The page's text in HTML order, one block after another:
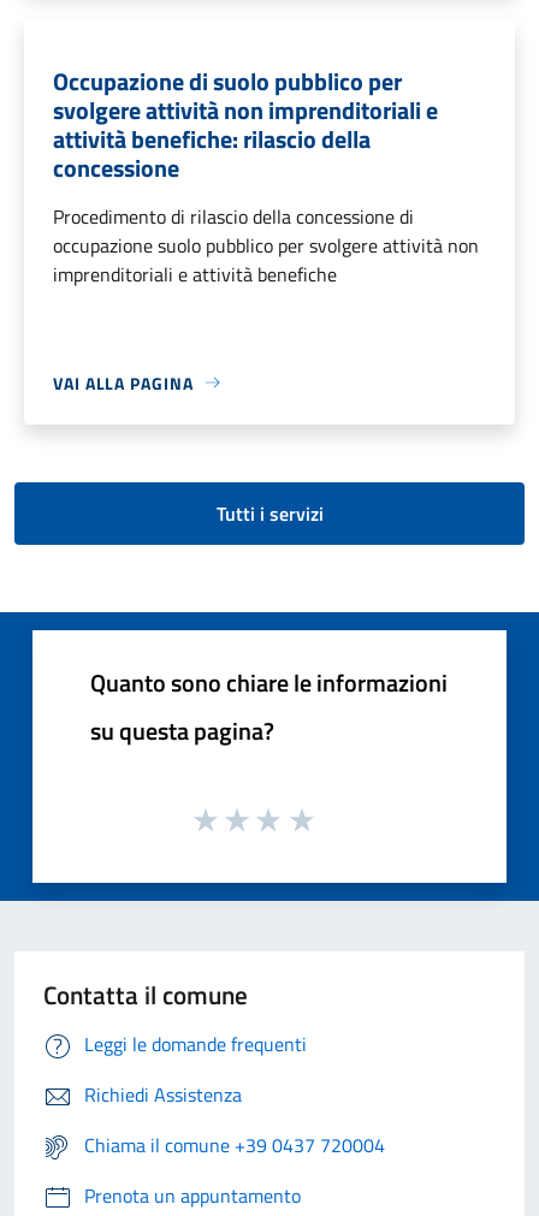
Occupazione di suolo pubblico per
svolgere attività non imprenditoriali e
attività benefiche: rilascio della
concessione
Procedimento di rilascio della concessione di
occupazione suolo pubblico per svolgere attività non
imprenditoriali e attività benefiche
VAI ALLA PAGINA
Tutti i servizi
Quanto sono chiare le informazioni
su questa pagina?
Contatta il comune
Leggi le domande frequenti
Richiedi Assistenza
Chiama il comune +39 0437 720004
Prenota un appuntamento